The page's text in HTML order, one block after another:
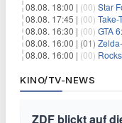
08.08. 18:00 | (00) Star
08.08. 17:45 | (00) Take-
08.08. 16:30 | (00) GTA 6:
08.08. 16:00 | (01) Zelda-
08.08. 16:00 | (00)
KINO/TV-NEWS
ZDF blickt auf